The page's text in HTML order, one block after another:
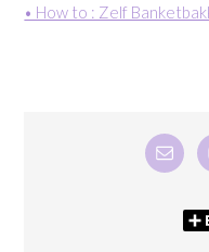
• How to : Zelf